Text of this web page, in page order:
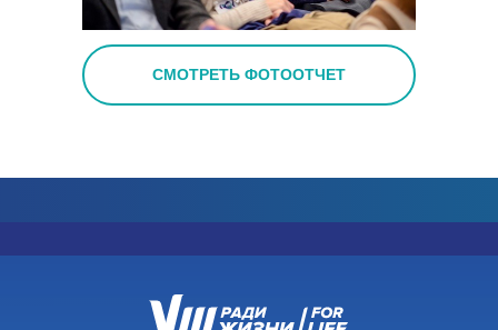
«Конгресс будет посвящен
Основное внимание планируем уделить
новообразований.
Этот подход появился в
хирургии, поэтому тема требует
повышенного внимания и обсуждения в
СМОТРЕТЬ ФОТООТЧЕТ